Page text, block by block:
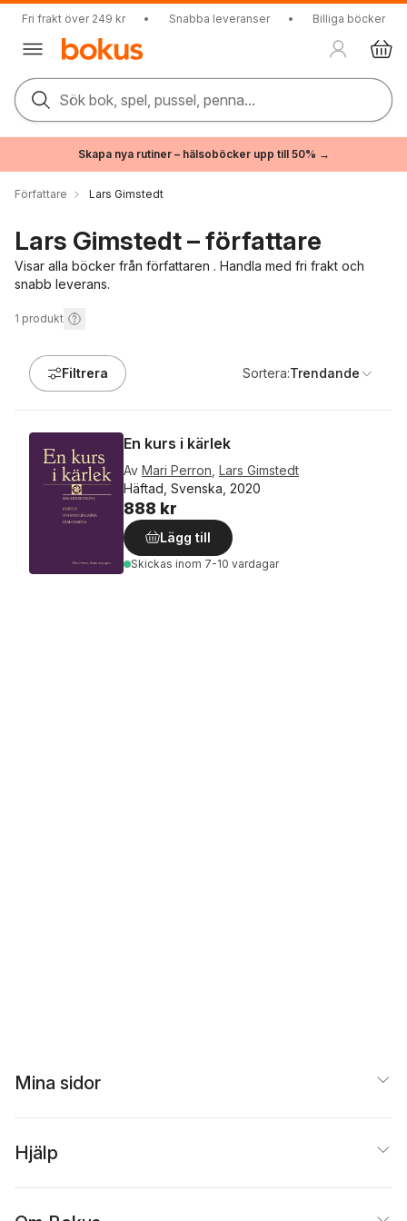
Fri frakt över 249 kr • Snabba leveranser • Billiga böcker
Sök bok, spel, pussel, penna...
Skapa nya rutiner – hälsoböcker upp till 50% →
Författare Lars Gimstedt
Lars Gimstedt – författare
Visar alla böcker från författaren . Handla med fri frakt och
snabb leverans.
1 produkt
Filtrera Sortera:Trendande
En kurs i kärlek
Av Mari Perron Lars Gimstedt
Häftad, Svenska, 2020
888 kr
Lägg till
Skickas inom 7-10 vardagar
Mina sidor
Hjälp